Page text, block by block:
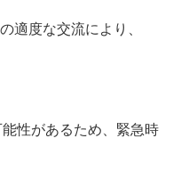
適度な交流により、
性があるため、緊急時